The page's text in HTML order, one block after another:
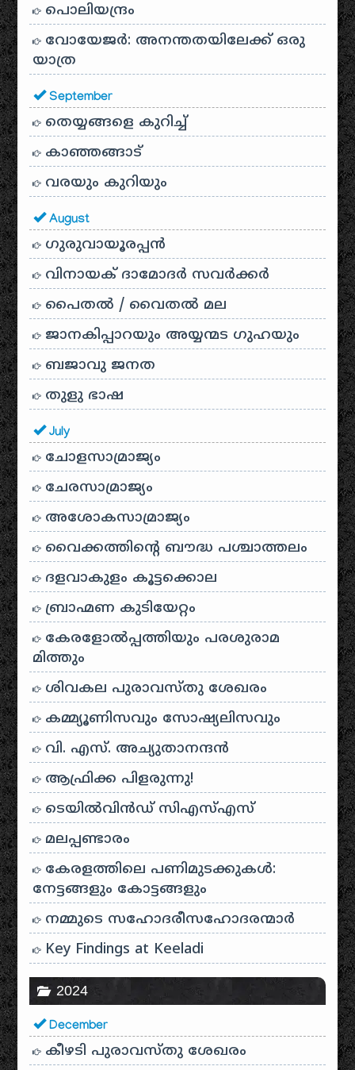
പൊലിയന്ദ്രം
വോയേജർ: അനന്തതയിലേക്ക് ഒരു
യാത്ര
September
തെയ്യങ്ങളെ കുറിച്ച്
കാഞ്ഞങ്ങാട്
വരയും കുറിയും
August
ഗുരുവായൂരപ്പൻ
വിനായക് ദാമോദർ സവർക്കർ
പൈതൽ / വൈതൽ മല
ജാനകിപ്പാറയും അയ്യന്മട ഗുഹയും
ബജാവു ജനത
തുളു ഭാഷ
July
ചോളസാമ്രാജ്യം
ചേരസാമ്രാജ്യം
അശോകസാമ്രാജ്യം
വൈക്കത്തിന്റെ ബൗദ്ധ പശ്ചാത്തലം
ദളവാകുളം കൂട്ടക്കൊല
ബ്രാഹ്മണ കുടിയേറ്റം
കേരളോൽപ്പത്തിയും പരശുരാമ
മിത്തും
ശിവകല പുരാവസ്തു ശേഖരം
കമ്മ്യൂണിസവും സോഷ്യലിസവും
വി. എസ്. അച്യുതാനന്ദൻ
ആഫ്രിക്ക പിളരുന്നു!
ടെയിൽ‌വിൻഡ് സി‌എസ്‌എസ്
മലപ്പണ്ടാരം
കേരളത്തിലെ പണിമുടക്കുകൾ:
നേട്ടങ്ങളും കോട്ടങ്ങളും
നമ്മുടെ സഹോദരീസഹോദരന്മാർ
Key Findings at Keeladi
2024
December
കീഴടി പുരാവസ്തു ശേഖരം